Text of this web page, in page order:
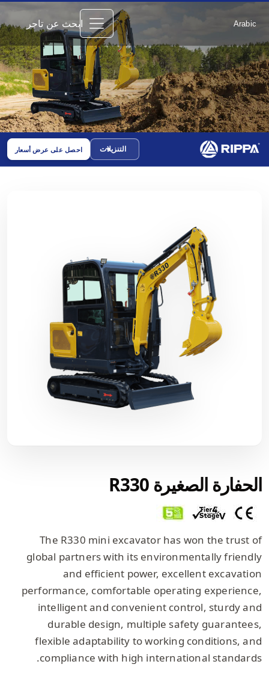
Arabic ابحث عن تاجر
التنزيلات احصل على عرض أسعار
الحفارة الصغيرة R330
The R330 mini excavator has won the trust of
global partners with its environmentally friendly
and efficient power, excellent excavation
performance, comfortable operating experience,
intelligent and convenient control, sturdy and
durable design, multiple safety guarantees,
flexible adaptability to working conditions, and
compliance with high international standards.